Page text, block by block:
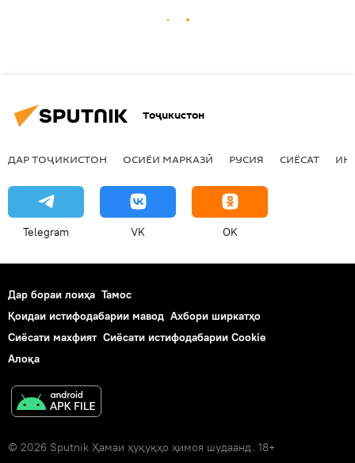
Тоҷикистон
ДАР ТОҶИКИСТОН ОСИЁИ МАРКАЗӢ РУСИЯ СИЁСАТ
Telegram VK OK
Дар бораи лоиҳа Тамос
Қоидаи истифодабарии мавод Ахбори ширкатҳо
Сиёсати махфият Сиёсати истифодабарии Cookie
Алоқа
© 2026 Sputnik Ҳамаи ҳуқуқҳо ҳимоя шудаанд. 18+